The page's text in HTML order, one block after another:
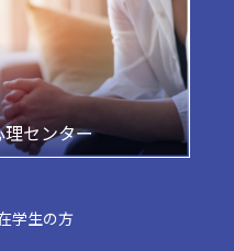
センター
学生の方